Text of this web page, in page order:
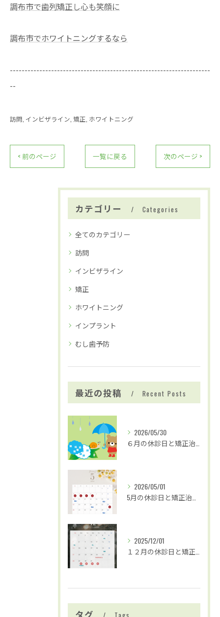
調布市で歯列矯正し心も笑顔に
調布市でホワイトニングするなら
--------------------------------------------------------------------
--
訪問 インビザライン 矯正 ホワイトニング
< 前のページ 一覧に戻る 次のページ >
カテゴリー Categories
全てのカテゴリー
訪問
インビザライン
矯正
ホワイトニング
インプラント
むし歯予防
最近の投稿 Recent Posts
2026/05/30
2026/05/01
2025/12/01
タグ Tags